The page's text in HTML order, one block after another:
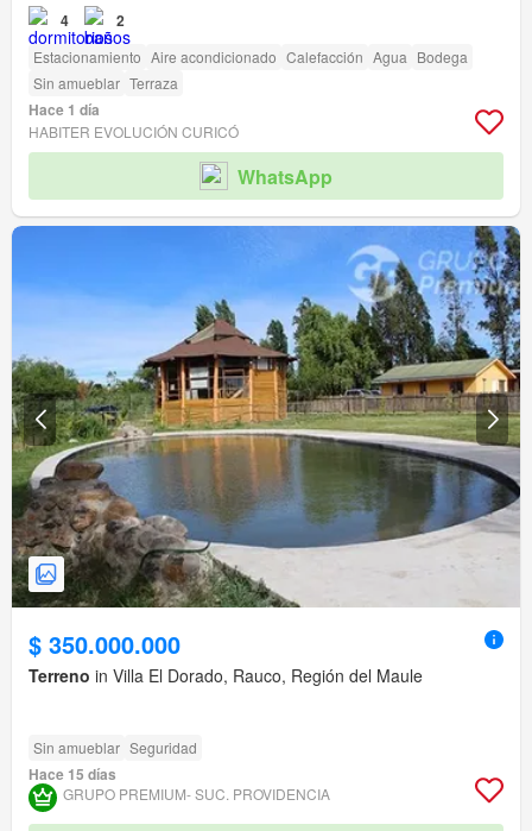
4 2
Estacionamiento Aire acondicionado Calefacción Agua Bodega
Sin amueblar Terraza
Hace 1 día
HABITER EVOLUCIÓN CURICÓ
WhatsApp
$ 350.000.000
Terreno in Villa El Dorado, Rauco, Región del Maule
Sin amueblar Seguridad
Hace 15 días
GRUPO PREMIUM- SUC. PROVIDENCIA